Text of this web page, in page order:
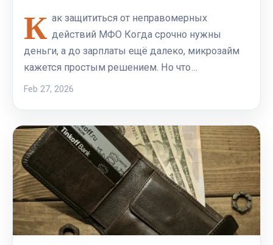
К ак защититься от неправомерных
действий МФО Когда срочно нужны
деньги, а до зарплаты ещё далеко, микрозайм
кажется простым решением. Но что…
Feb 27, 2026